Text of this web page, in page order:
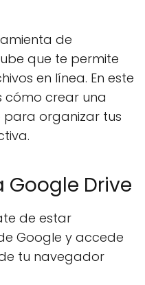
de
que te permite
en línea. En este
cómo crear una
para organizar tus
Google Drive
de estar
Google y accede
tu navegador